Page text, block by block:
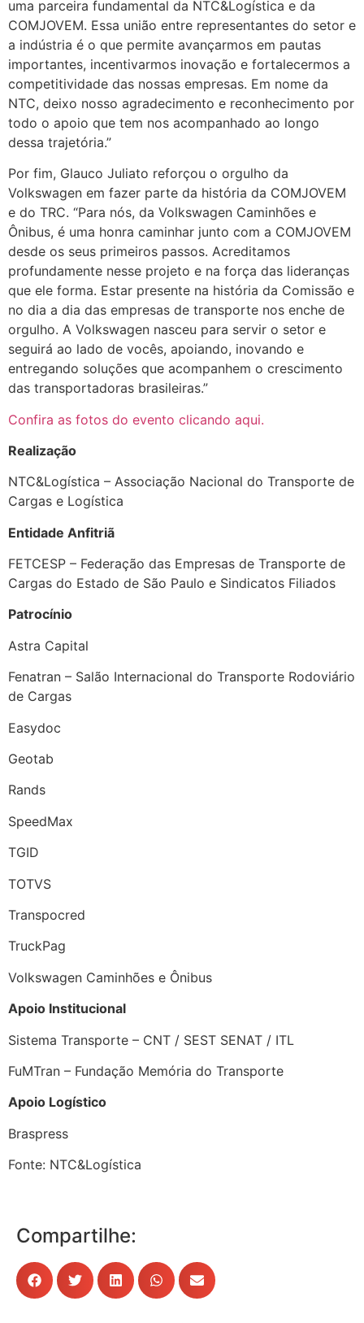
uma parceira fundamental da NTC&Logística e da
COMJOVEM. Essa união entre representantes do setor e
a indústria é o que permite avançarmos em pautas
importantes, incentivarmos inovação e fortalecermos a
competitividade das nossas empresas. Em nome da
NTC, deixo nosso agradecimento e reconhecimento por
todo o apoio que tem nos acompanhado ao longo
dessa trajetória.”
Por fim, Glauco Juliato reforçou o orgulho da
Volkswagen em fazer parte da história da COMJOVEM
e do TRC. “Para nós, da Volkswagen Caminhões e
Ônibus, é uma honra caminhar junto com a COMJOVEM
desde os seus primeiros passos. Acreditamos
profundamente nesse projeto e na força das lideranças
que ele forma. Estar presente na história da Comissão e
no dia a dia das empresas de transporte nos enche de
orgulho. A Volkswagen nasceu para servir o setor e
seguirá ao lado de vocês, apoiando, inovando e
entregando soluções que acompanhem o crescimento
das transportadoras brasileiras.”
Confira as fotos do evento clicando aqui.
Realização
NTC&Logística – Associação Nacional do Transporte de
Cargas e Logística
Entidade Anfitriã
FETCESP – Federação das Empresas de Transporte de
Cargas do Estado de São Paulo e Sindicatos Filiados
Patrocínio
Astra Capital
Fenatran – Salão Internacional do Transporte Rodoviário
de Cargas
Easydoc
Geotab
Rands
SpeedMax
TGID
TOTVS
Transpocred
TruckPag
Volkswagen Caminhões e Ônibus
Apoio Institucional
Sistema Transporte – CNT / SEST SENAT / ITL
FuMTran – Fundação Memória do Transporte
Apoio Logístico
Braspress
Fonte: NTC&Logística
Compartilhe: